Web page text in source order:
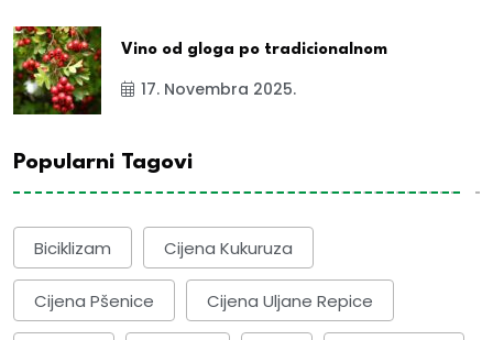
Vino od gloga po tradicionalnom
17. Novembra 2025.
Popularni Tagovi
Biciklizam Cijena Kukuruza
Cijena Pšenice Cijena Uljane Repice